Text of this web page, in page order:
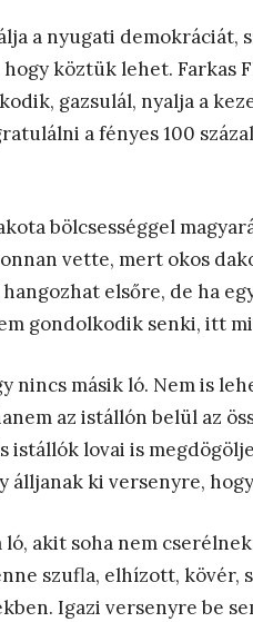
a nyugati demokráciát,
köztük lehet. Farkas
gazsulál, nyalja a
a fényes 100
bölcsességgel
vette, mert okos
elsőre, de ha
gondolkodik senki, itt
nincs másik ló. Nem is
az istállón belül az
istállók lovai is
álljanak ki versenyre,
akit soha nem
szufla, elhízott, kövér,
Igazi versenyre be